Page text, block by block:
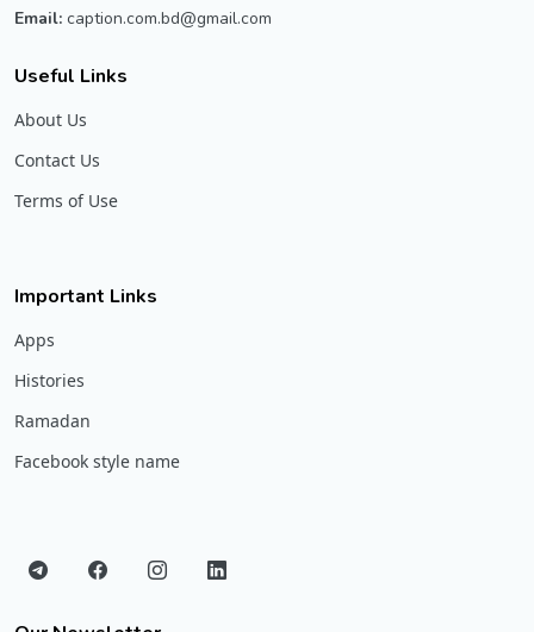
Email: caption.com.bd@gmail.com
Useful Links
About Us
Contact Us
Terms of Use
Important Links
Apps
Histories
Ramadan
Facebook style name